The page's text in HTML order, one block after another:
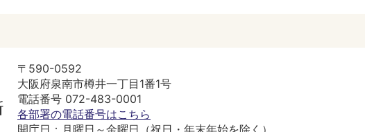
〒590-0592
大阪府泉南市樽井一丁目1番1号
電話番号 072-483-0001
各部署の電話番号はこちら
開庁日：月曜日～金曜日（祝日・年末年始を除く）